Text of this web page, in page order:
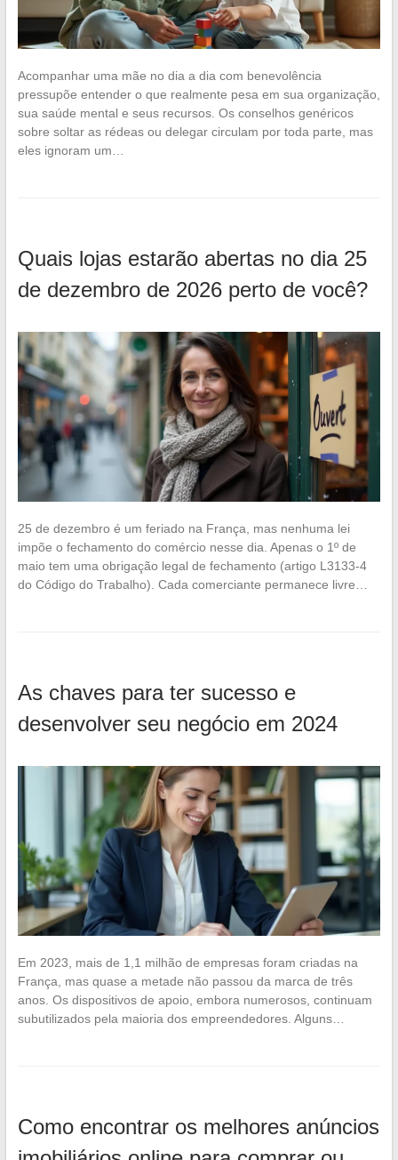
Acompanhar uma mãe no dia a dia com benevolência
pressupõe entender o que realmente pesa em sua organização,
sua saúde mental e seus recursos. Os conselhos genéricos
sobre soltar as rédeas ou delegar circulam por toda parte, mas
eles ignoram um…
Quais lojas estarão abertas no dia 25
de dezembro de 2026 perto de você?
25 de dezembro é um feriado na França, mas nenhuma lei
impõe o fechamento do comércio nesse dia. Apenas o 1º de
maio tem uma obrigação legal de fechamento (artigo L3133-4
do Código do Trabalho). Cada comerciante permanece livre…
As chaves para ter sucesso e
desenvolver seu negócio em 2024
Em 2023, mais de 1,1 milhão de empresas foram criadas na
França, mas quase a metade não passou da marca de três
anos. Os dispositivos de apoio, embora numerosos, continuam
subutilizados pela maioria dos empreendedores. Alguns…
Como encontrar os melhores anúncios